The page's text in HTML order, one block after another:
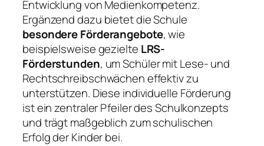
Entwicklung von Medienkompetenz.
Ergänzend dazu bietet die Schule
besondere Förderangebote, wie
beispielsweise gezielte LRS-
Förderstunden, um Schüler mit Lese- und
Rechtschreibschwächen effektiv zu
unterstützen. Diese individuelle Förderung
ist ein zentraler Pfeiler des Schulkonzepts
und trägt maßgeblich zum schulischen
Erfolg der Kinder bei.